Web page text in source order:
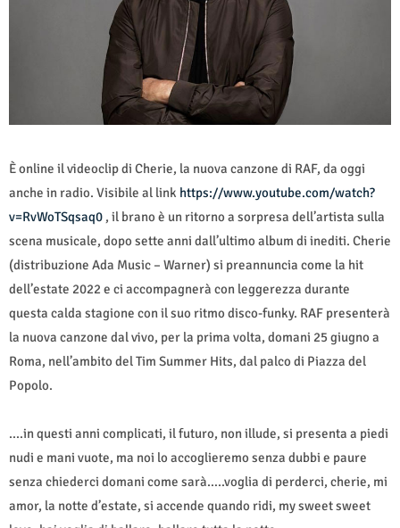
È online il videoclip di Cherie, la nuova canzone di RAF, da oggi
anche in radio. Visibile al link https://www.youtube.com/watch?
v=RvWoTSqsaq0 , il brano è un ritorno a sorpresa dell’artista sulla
scena musicale, dopo sette anni dall’ultimo album di inediti. Cherie
(distribuzione Ada Music – Warner) si preannuncia come la hit
dell’estate 2022 e ci accompagnerà con leggerezza durante
questa calda stagione con il suo ritmo disco-funky. RAF presenterà
la nuova canzone dal vivo, per la prima volta, domani 25 giugno a
Roma, nell’ambito del Tim Summer Hits, dal palco di Piazza del
Popolo.
....in questi anni complicati, il futuro, non illude, si presenta a piedi
nudi e mani vuote, ma noi lo accoglieremo senza dubbi e paure
senza chiederci domani come sarà…..voglia di perderci, cherie, mi
amor, la notte d’estate, si accende quando ridi, my sweet sweet